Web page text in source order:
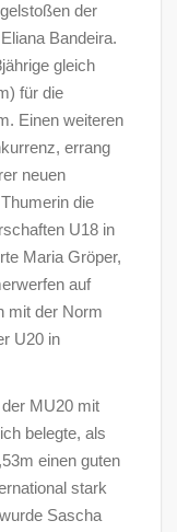
der
Bandeira.
gleich
für die
Einen weiteren
errang
neuen
die
U18 in
Maria Gröper,
auf
mit der Norm
U20 in
MU20 mit
belegte, als
einen guten
stark
Sascha